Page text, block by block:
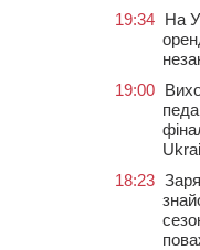
19:34 На
19:00
18:23